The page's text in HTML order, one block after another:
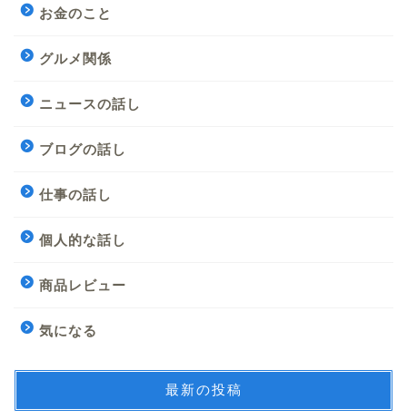
お金のこと
グルメ関係
ニュースの話し
ブログの話し
仕事の話し
個人的な話し
商品レビュー
気になる
最新の投稿